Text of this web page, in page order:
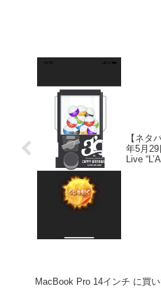
【ネタ
年5月29
Live
MacBook Pro 14インチ に買い